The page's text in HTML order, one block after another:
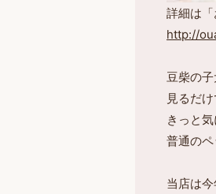
詳細は「
http://
豆柴の
見るだ
きっと
普通のペ
当店は